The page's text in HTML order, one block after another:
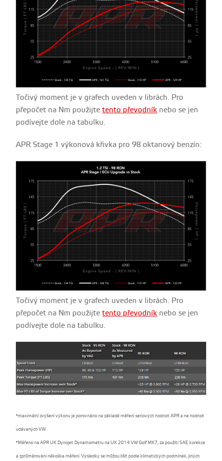
Točivý moment je v grafech uveden v librách. Pro
přepočet na Nm použijtetento převodník nebo se jen
podívejte dole na tabulku.
APR Stage 1 výkonová křivka pro 98 oktanový benzín:
Točivý moment je v grafech uveden v librách. Pro
přepočet na Nm použijtetento převodník nebo se jen
podívejte dole na tabulku.
*maximální zvýšení výkonu je porovnáno na základě měření seriových hodnot APR a ne hodnot
udávaných VW
*Měřeno na APR UK Dynojet Dynamometru na UK 2014 VW Golf MK7, za použití SAE korekce
a zprůměrování několika měření. Výsledky se můžou lišit podle klimatických podmínek, jiných